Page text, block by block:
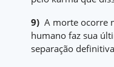
9) A morte ocorre
humano faz sua
separação